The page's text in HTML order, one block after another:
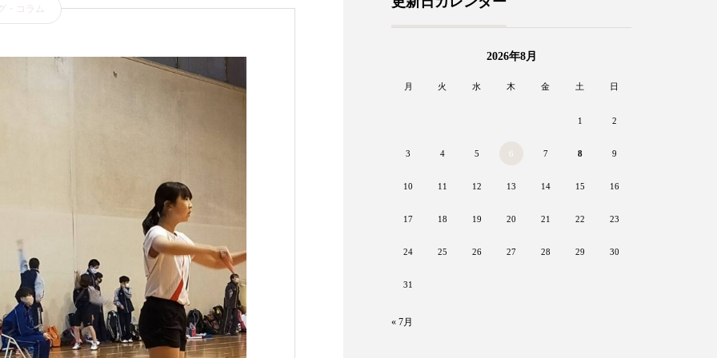
・コラム
2026年8月
月 火 水 木 金 土 日
1 2
3 4 5 6 7 8 9
10 11 12 13 14 15 16
17 18 19 20 21 22 23
24 25 26 27 28 29 30
31
« 7月